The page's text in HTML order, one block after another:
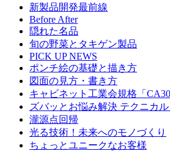
新製品開発最前線
Before After
隠れた名品
旬の野菜とタキゲン製品
PICK UP NEWS
ポンチ絵の基礎と描き方
図面の見方・書き方
キャビネット工業会規格「
ズバッとお悩み解決 テクニカル
瀧源点回帰
光る技術！未来へのモノづくり
ちょっとユニークなお客様